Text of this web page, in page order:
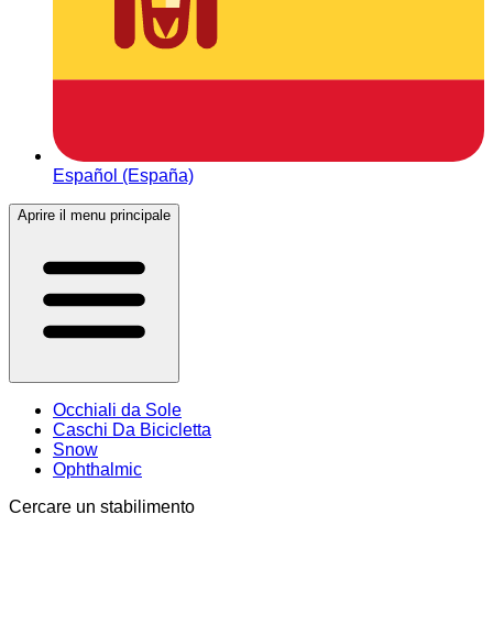
Español (España)
Aprire il menu principale
Occhiali da Sole
Caschi Da Bicicletta
Snow
Ophthalmic
Cercare un stabilimento